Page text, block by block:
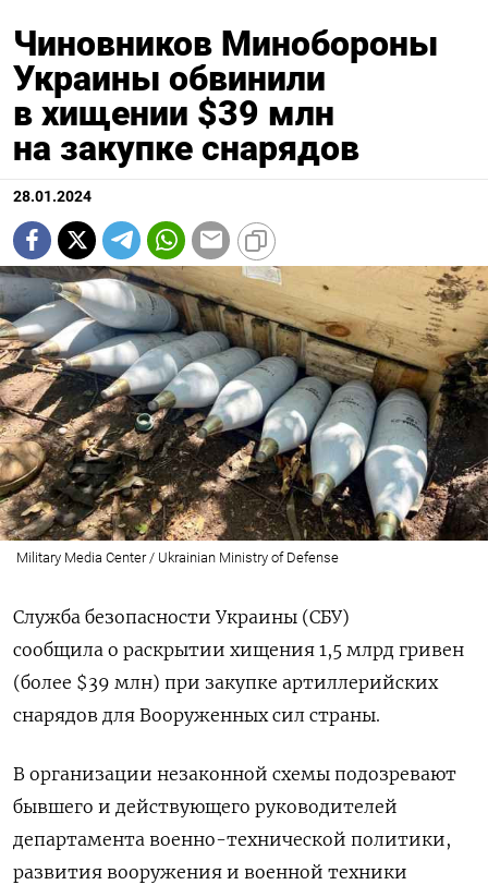
Чиновников Минобороны
Украины обвинили
в хищении $39 млн
на закупке снарядов
28.01.2024
Military Media Center / Ukrainian Ministry of Defense
Служба безопасности Украины (СБУ)
сообщила о раскрытии хищения 1,5 млрд гривен
(более $39 млн) при закупке артиллерийских
снарядов для Вооруженных сил страны.
В организации незаконной схемы подозревают
бывшего и действующего руководителей
департамента военно-технической политики,
развития вооружения и военной техники